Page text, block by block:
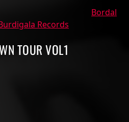
Bordal
Records
TOUR VOL1